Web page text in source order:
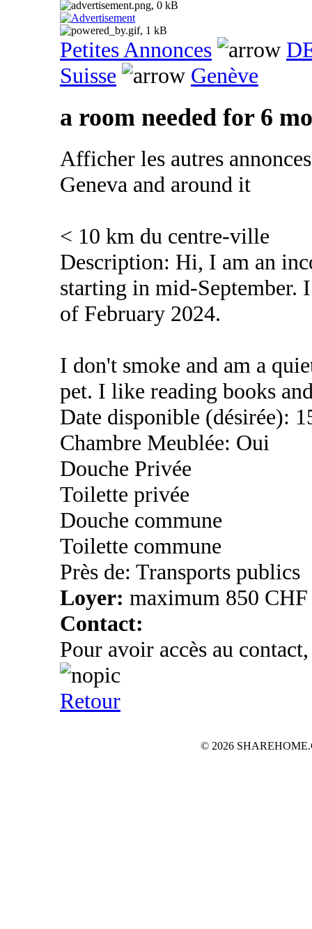
Petites Annonces
Suisse
Genève
a room needed for 6
Afficher les autres
Geneva and around it
< 10 km du centre-ville
Description: Hi, I am an
starting in mid-
of February 2024.
I don't smoke and am a
pet. I like reading books
Date disponible (désirée):
Chambre Meublée: Oui
Douche Privée
Toilette privée
Douche commune
Toilette commune
Près de: Transports publics
Loyer: maximum 850 CHF
Contact:
Pour avoir accès au
Retour
© 2026